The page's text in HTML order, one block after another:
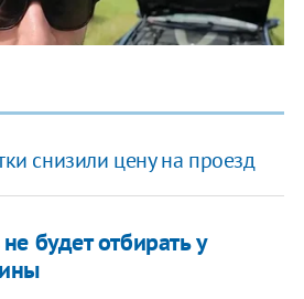
снизили цену на проезд
будет отбирать у